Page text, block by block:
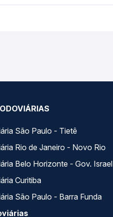
oferta para o seu roteiro.
São Paulo - Tietê
Rio de Janeiro - Novo Rio
Belo Horizonte - Gov.
Curitiba
São Paulo - Barra Funda